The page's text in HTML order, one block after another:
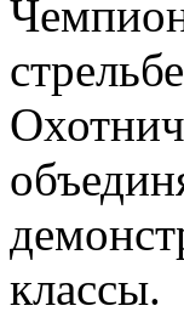
классы.